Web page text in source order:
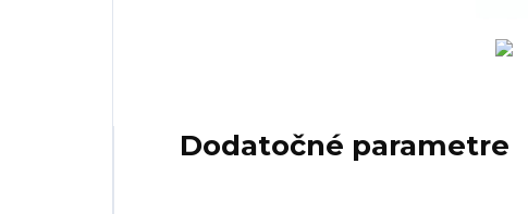
Dodatočné parametre